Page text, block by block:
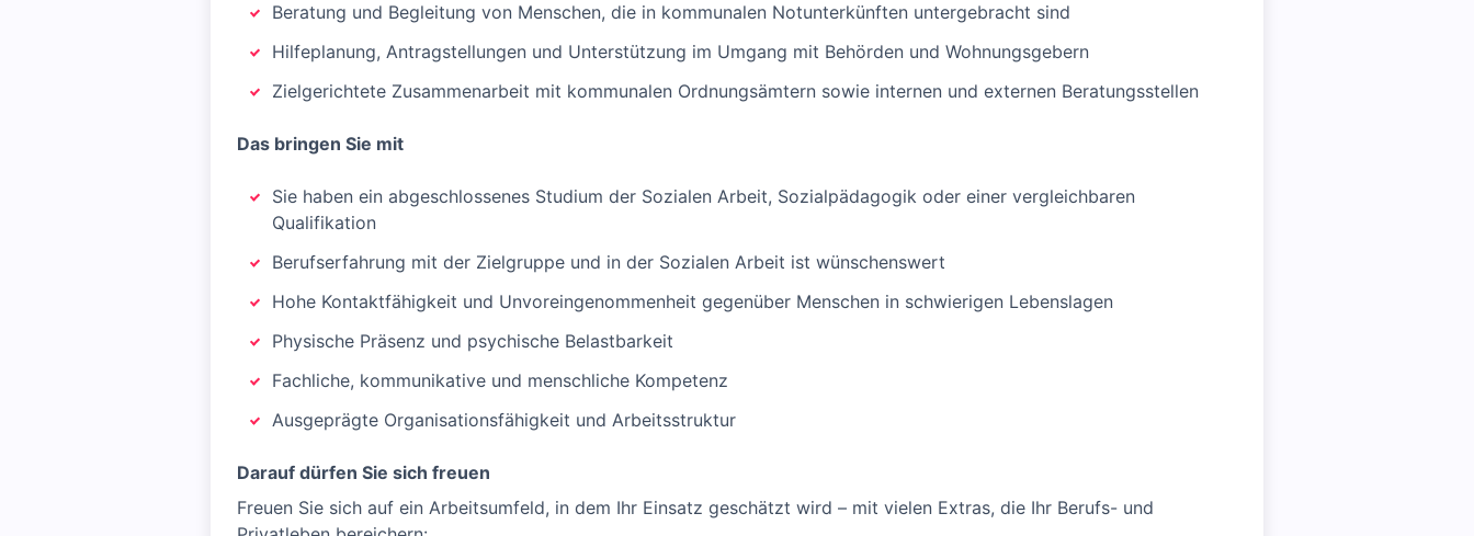
Beratung und Begleitung von Menschen, die in kommunalen Notunterkünften untergebracht sind
Hilfeplanung, Antragstellungen und Unterstützung im Umgang mit Behörden und Wohnungsgebern
Zielgerichtete Zusammenarbeit mit kommunalen Ordnungsämtern sowie internen und externen Beratungsstellen
Das bringen Sie mit
Sie haben ein abgeschlossenes Studium der Sozialen Arbeit, Sozialpädagogik oder einer vergleichbaren
Qualifikation
Berufserfahrung mit der Zielgruppe und in der Sozialen Arbeit ist wünschenswert
Hohe Kontaktfähigkeit und Unvoreingenommenheit gegenüber Menschen in schwierigen Lebenslagen
Physische Präsenz und psychische Belastbarkeit
Fachliche, kommunikative und menschliche Kompetenz
Ausgeprägte Organisationsfähigkeit und Arbeitsstruktur
Darauf dürfen Sie sich freuen
Freuen Sie sich auf ein Arbeitsumfeld, in dem Ihr Einsatz geschätzt wird – mit vielen Extras, die Ihr Berufs- und